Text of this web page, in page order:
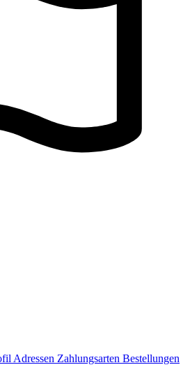
Adressen Zahlungsarten Bestellungen